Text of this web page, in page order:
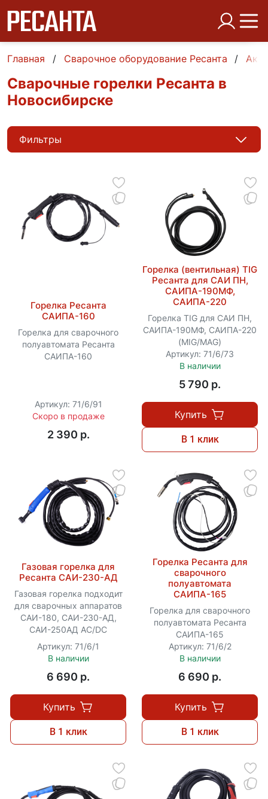
Главная Сварочное оборудование Ресанта
Сварочные горелки Ресанта в
Новосибирске
Фильтры
Горелка Ресанта
САИПА-160
Горелка для сварочного
полуавтомата Ресанта
САИПА-160
Артикул: 71/6/91
Скоро в продаже
2 390 p.
Горелка (вентильная) TIG
Ресанта для САИ ПН,
САИПА-190МФ,
САИПА-220
Горелка TIG для САИ ПН,
САИПА-190МФ, САИПА-220
(MIG/MAG)
Артикул: 71/6/73
В наличии
5 790 p.
Купить
В 1 клик
Газовая горелка для
Ресанта САИ-230-АД
Газовая горелка подходит
для сварочных аппаратов
САИ-180, САИ-230-АД,
САИ-250АД АС/DC
Артикул: 71/6/1
В наличии
6 690 p.
Купить
В 1 клик
Горелка Ресанта для
сварочного
полуавтомата
САИПА-165
Горелка для сварочного
полуавтомата Ресанта
САИПА-165
Артикул: 71/6/2
В наличии
6 690 p.
Купить
В 1 клик